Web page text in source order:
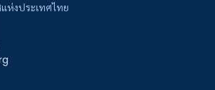
ห่งประเทศไทย